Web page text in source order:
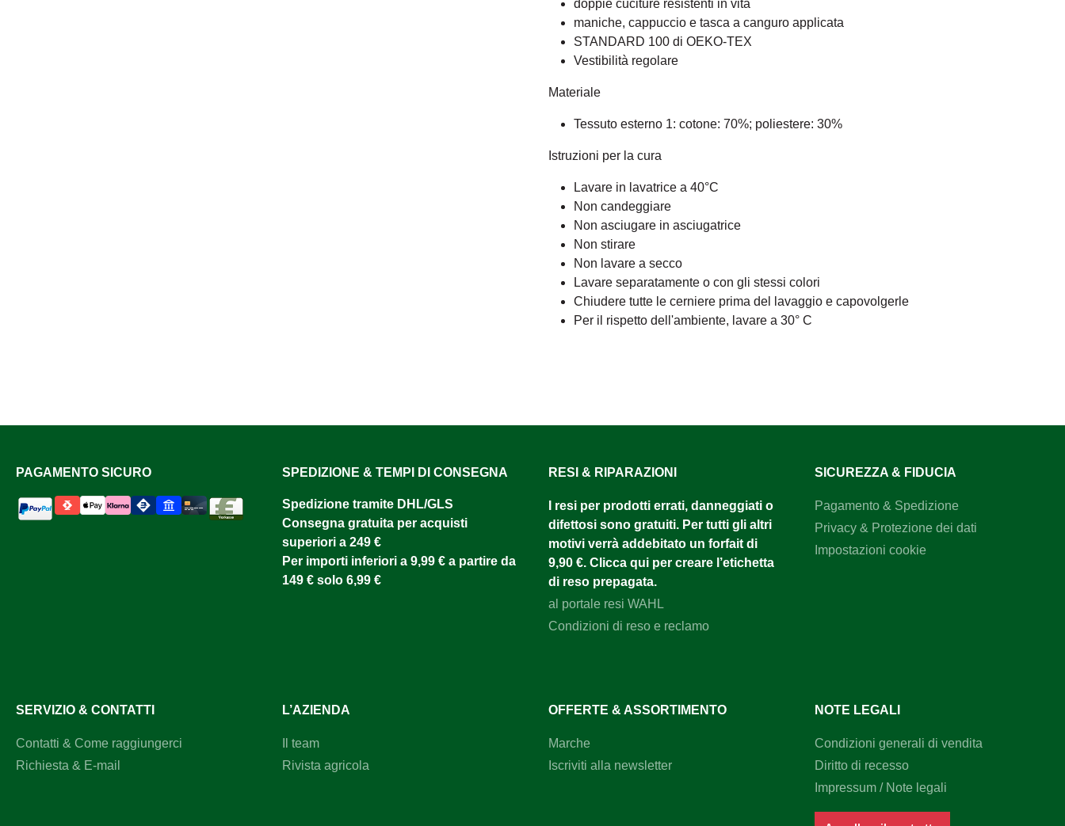
doppie cuciture resistenti in vita
maniche, cappuccio e tasca a canguro applicata
STANDARD 100 di OEKO-TEX
Vestibilità regolare
Materiale
Tessuto esterno 1: cotone: 70%; poliestere: 30%
Istruzioni per la cura
Lavare in lavatrice a 40°C
Non candeggiare
Non asciugare in asciugatrice
Non stirare
Non lavare a secco
Lavare separatamente o con gli stessi colori
Chiudere tutte le cerniere prima del lavaggio e capovolgerle
Per il rispetto dell'ambiente, lavare a 30° C
PAGAMENTO SICURO SPEDIZIONE & TEMPI DI CONSEGNA
Spedizione tramite DHL/GLS ​
Consegna gratuita per acquisti
superiori a 249 €
Per importi inferiori a 9,99 € a partire da
149 € solo 6,99 €
RESI & RIPARAZIONI
I resi per prodotti errati, danneggiati o
difettosi sono gratuiti. Per tutti gli altri
motivi verrà addebitato un forfait di
9,90 €. Clicca qui per creare l’etichetta
di reso prepagata.
al portale resi WAHL
Condizioni di reso e reclamo
SICUREZZA & FIDUCIA
Pagamento & Spedizione
Privacy & Protezione dei dati
Impostazioni cookie
SERVIZIO & CONTATTI
Contatti & Come raggiungerci
Richiesta & E-mail
L’AZIENDA
Il team
Rivista agricola
OFFERTE & ASSORTIMENTO
Marche
Iscriviti alla newsletter
NOTE LEGALI
Condizioni generali di vendita
Diritto di recesso
Impressum / Note legali